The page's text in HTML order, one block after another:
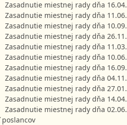
Zasadnutie miestnej rady dňa
Zasadnutie miestnej rady dňa
Zasadnutie miestnej rady dňa
Zasadnutie miestnej rady dňa
Zasadnutie miestnej rady dňa
Zasadnutie miestnej rady dňa
Zasadnutie miestnej rady dňa
Zasadnutie miestnej rady dňa
Zasadnutie miestnej rady dňa
Zasadnutie miestnej rady dňa
Zasadnutie miestnej rady dňa
poslancov